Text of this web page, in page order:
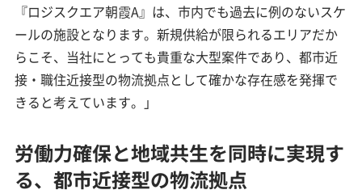
『ロジスクエア朝霞A』は、市内でも過去に例のないスケ
ールの施設となります。新規供給が限られるエリアだか
らこそ、当社にとっても貴重な大型案件であり、都市近
接・職住近接型の物流拠点として確かな存在感を発揮で
きると考えています。」
労働力確保と地域共生を同時に実現す
る、都市近接型の物流拠点